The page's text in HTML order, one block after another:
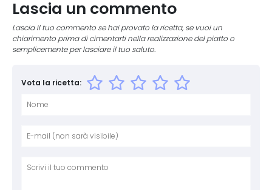
Lascia un commento
Lascia il tuo commento se hai provato la ricetta, se vuoi un
chiarimento prima di cimentarti nella realizzazione del piatto o
semplicemente per lasciare il tuo saluto.
Vota la ricetta: